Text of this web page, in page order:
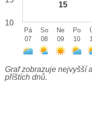
15
10
Pá
07
So
08
Ne
09
Po
10
Graf zobrazuje nejvyšší
příštích dnů.